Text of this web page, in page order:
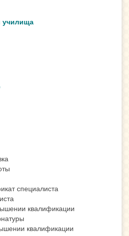
училища
специалиста
квалификации
квалификации